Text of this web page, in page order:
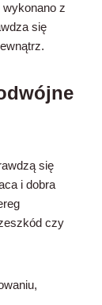
z
się
się
i dobra
czy